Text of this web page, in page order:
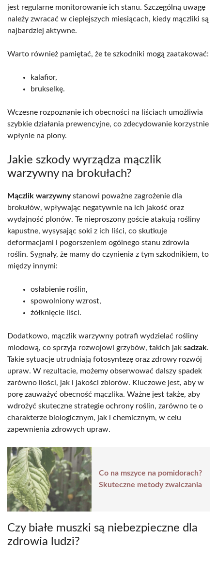
jest regularne monitorowanie ich stanu. Szczególną uwagę
należy zwracać w cieplejszych miesiącach, kiedy mączliki są
najbardziej aktywne.
Warto również pamiętać, że te szkodniki mogą zaatakować:
kalafior,
brukselkę.
Wczesne rozpoznanie ich obecności na liściach umożliwia
szybkie działania prewencyjne, co zdecydowanie korzystnie
wpłynie na plony.
Jakie szkody wyrządza mączlik
warzywny na brokułach?
Mączlik warzywnystanowi poważne zagrożenie dla
brokułów, wpływając negatywnie na ich jakość oraz
wydajność plonów. Te nieproszony goście atakują rośliny
kapustne, wysysając soki z ich liści, co skutkuje
deformacjami i pogorszeniem ogólnego stanu zdrowia
roślin. Sygnały, że mamy do czynienia z tym szkodnikiem, to
między innymi:
osłabienie roślin,
spowolniony wzrost,
żółknięcie liści.
Dodatkowo, mączlik warzywny potrafi wydzielać rośliny
miodową, co sprzyja rozwojowi grzybów, takich jak sadzak.
Takie sytuacje utrudniają fotosyntezę oraz zdrowy rozwój
upraw. W rezultacie, możemy obserwować dalszy spadek
zarówno ilości, jak i jakości zbiorów. Kluczowe jest, aby w
porę zauważyć obecność mączlika. Ważne jest także, aby
wdrożyć skuteczne strategie ochrony roślin, zarówno te o
charakterze biologicznym, jak i chemicznym, w celu
zapewnienia zdrowych upraw.
Co na mszyce na pomidorach?
Skuteczne metody zwalczania
Czy białe muszki są niebezpieczne dla
zdrowia ludzi?